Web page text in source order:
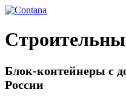
Блок-контейнеры с
России